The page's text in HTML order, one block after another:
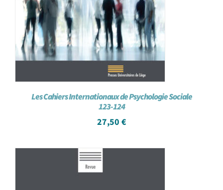
Les Cahiers Internationaux de Psychologie Sociale
123-124
27,50 €